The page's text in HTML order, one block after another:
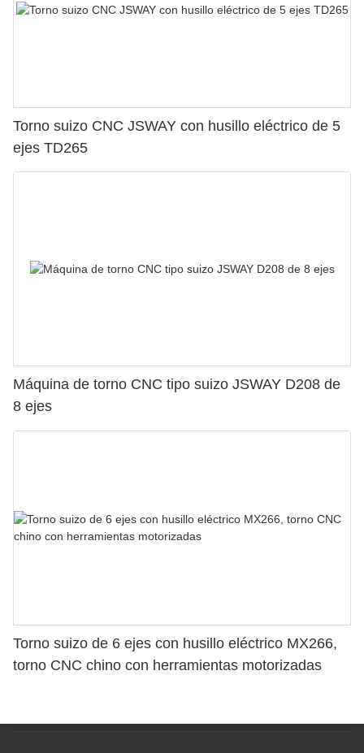
Torno suizo CNC JSWAY con husillo eléctrico de 5
ejes TD265
Máquina de torno CNC tipo suizo JSWAY D208 de
8 ejes
Torno suizo de 6 ejes con husillo eléctrico MX266,
torno CNC chino con herramientas motorizadas